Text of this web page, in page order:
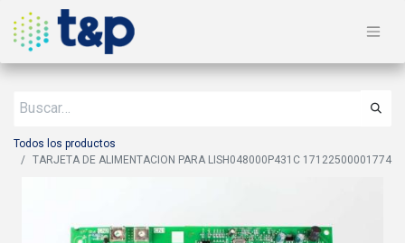
Todos los productos
TARJETA DE ALIMENTACION PARA LISH048000P431C 17122500001774